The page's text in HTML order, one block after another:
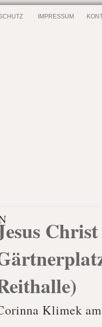
IMPRESSUM
Klimek